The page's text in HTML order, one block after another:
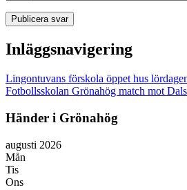
Inläggsnavigering
Lingontuvans förskola öppet hus
Fotbollsskolan Grönahög match mot
Händer i Grönahög
augusti 2026
Mån
Tis
Ons